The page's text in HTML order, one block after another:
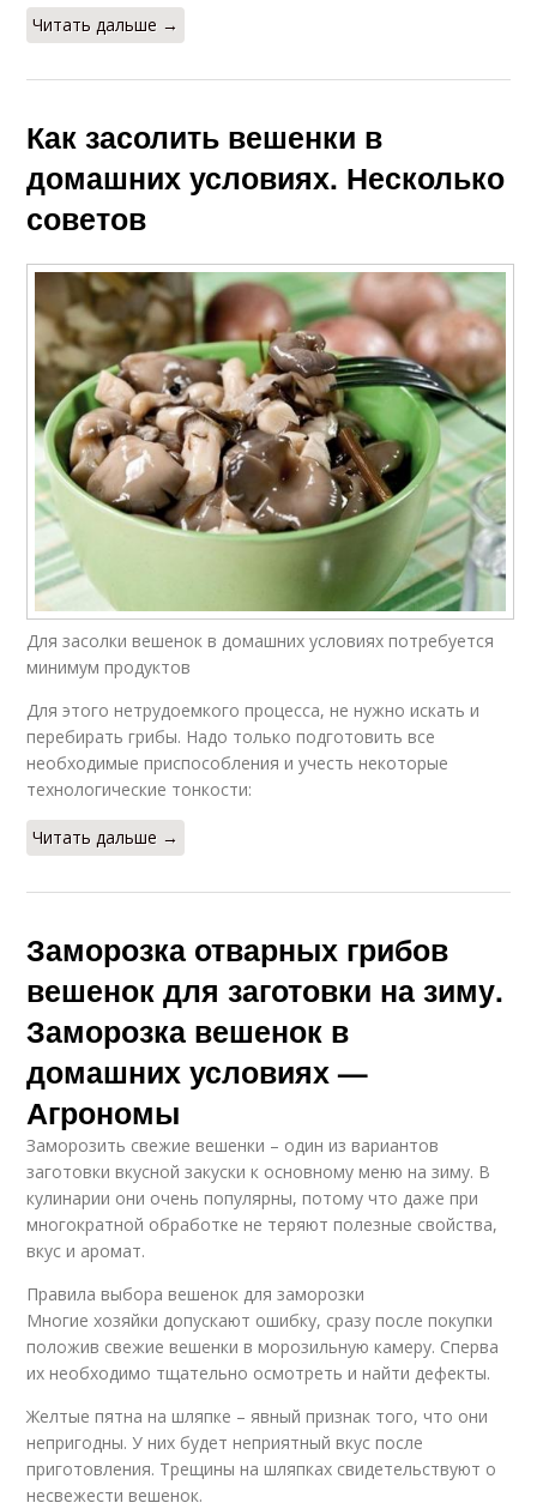
Читать дальше →
Как засолить вешенки в
домашних условиях. Несколько
советов
Для засолки вешенок в домашних условиях потребуется
минимум продуктов
Для этого нетрудоемкого процесса, не нужно искать и
перебирать грибы. Надо только подготовить все
необходимые приспособления и учесть некоторые
технологические тонкости:
Читать дальше →
Заморозка отварных грибов
вешенок для заготовки на зиму.
Заморозка вешенок в
домашних условиях —
Агрономы
Заморозить свежие вешенки – один из вариантов
заготовки вкусной закуски к основному меню на зиму. В
кулинарии они очень популярны, потому что даже при
многократной обработке не теряют полезные свойства,
вкус и аромат.
Правила выбора вешенок для заморозки
Многие хозяйки допускают ошибку, сразу после покупки
положив свежие вешенки в морозильную камеру. Сперва
их необходимо тщательно осмотреть и найти дефекты.
Желтые пятна на шляпке – явный признак того, что они
непригодны. У них будет неприятный вкус после
приготовления. Трещины на шляпках свидетельствуют о
несвежести вешенок.